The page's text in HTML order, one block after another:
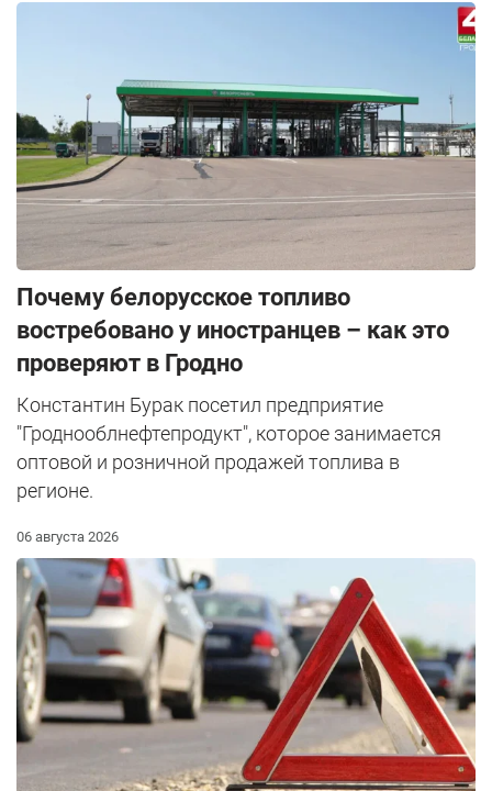
Почему белорусское топливо
востребовано у иностранцев – как это
проверяют в Гродно
Константин Бурак посетил предприятие
"Гроднооблнефтепродукт", которое занимается
оптовой и розничной продажей топлива в
регионе.
06 августа 2026